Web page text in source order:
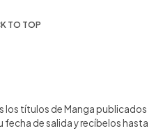
TO TOP
los títulos de Manga publicados
fecha de salida y recíbelos hasta